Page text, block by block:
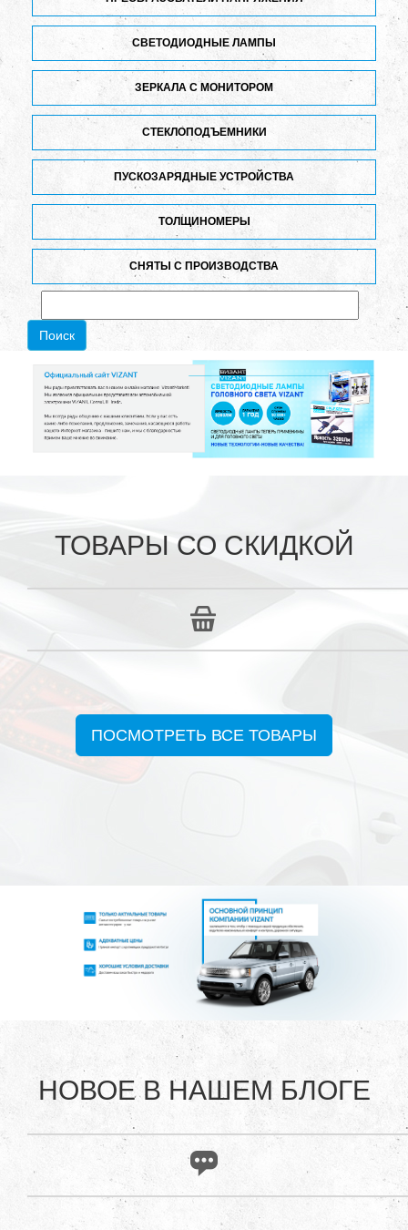
СВЕТОДИОДНЫЕ ЛАМПЫ
ЗЕРКАЛА С МОНИТОРОМ
СТЕКЛОПОДЪЕМНИКИ
ПУСКОЗАРЯДНЫЕ УСТРОЙСТВА
ТОЛЩИНОМЕРЫ
СНЯТЫ С ПРОИЗВОДСТВА
ТОВАРЫ СО СКИДКОЙ
ПОСМОТРЕТЬ ВСЕ ТОВАРЫ
НОВОЕ В НАШЕМ БЛОГЕ